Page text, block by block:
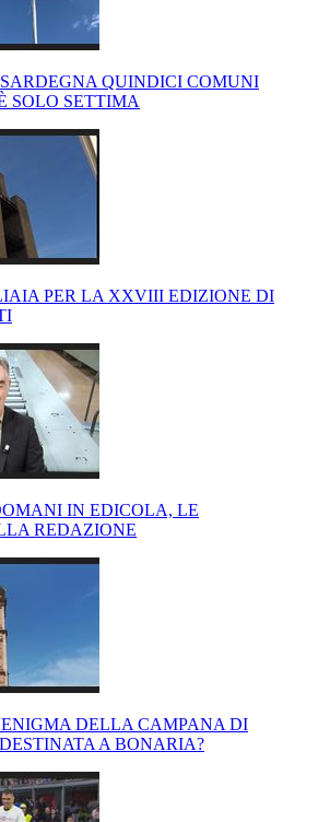
QUINDICI COMUNI
SOLO SETTIMA
PER LA XXVIII EDIZIONE DI
IN EDICOLA, LE
REDAZIONE
DELLA CAMPANA DI
A BONARIA?